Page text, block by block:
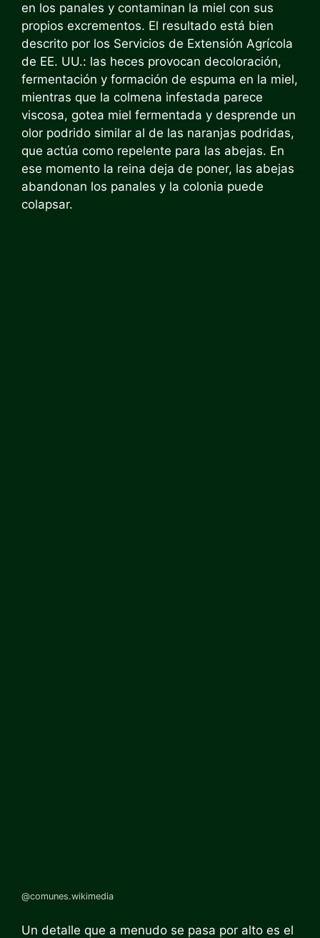
en los panales y contaminan la miel con sus
propios excrementos. El resultado está bien
descrito por los Servicios de Extensión Agrícola
de EE. UU.: las heces provocan decoloración,
fermentación y formación de espuma en la miel,
mientras que la colmena infestada parece
viscosa, gotea miel fermentada y desprende un
olor podrido similar al de las naranjas podridas,
que actúa como repelente para las abejas. En
ese momento la reina deja de poner, las abejas
abandonan los panales y la colonia puede
colapsar.
@comunes.wikimedia
Un detalle que a menudo se pasa por alto es el